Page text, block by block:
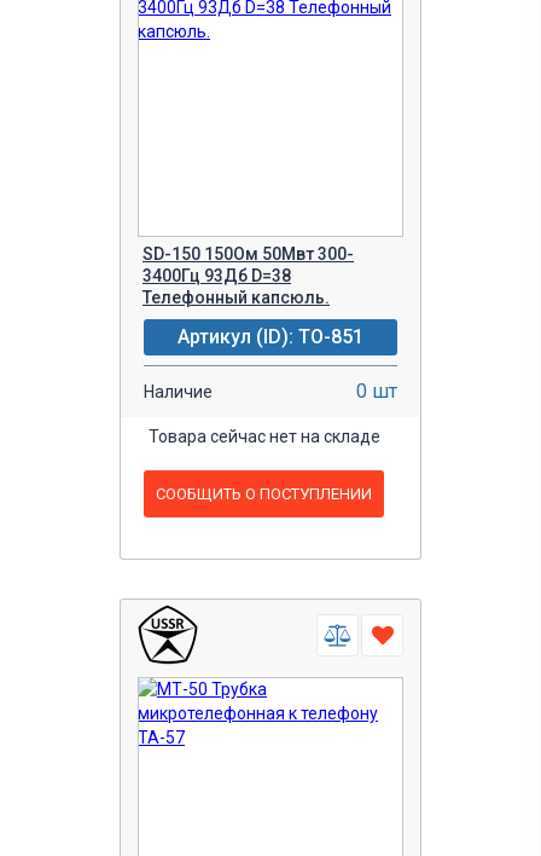
SD-150 150Ом 50Мвт 300-
3400Гц 93Дб D=38
Телефонный капсюль.
Артикул (ID): TO-851
Наличие 0 шт
Товара сейчас нет на складе
СООБЩИТЬ О ПОСТУПЛЕНИИ